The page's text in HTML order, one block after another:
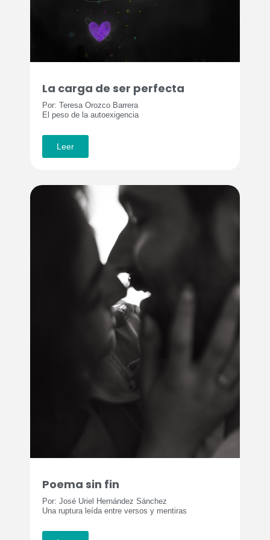
La carga de ser perfecta
Por: Teresa Orozco Barrera
El peso de la autoexigencia
Leer
Poema sin fin
Por: José Uriel Hernández Sánchez
Una ruptura leída entre versos y mentiras